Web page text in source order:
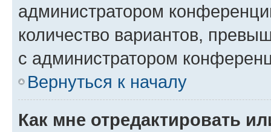
администратором
количество вариантов,
с администратором
Вернуться к началу
Как мне отредактировать